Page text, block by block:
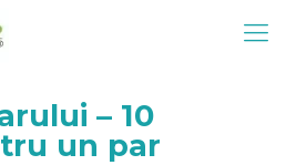
– 10
un par